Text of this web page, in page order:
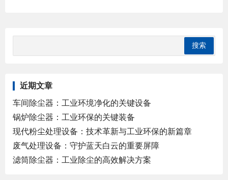
近期文章
车间除尘器：工业环境净化的关键设备
锅炉除尘器：工业环保的关键装备
现代粉尘处理设备：技术革新与工业环保的新篇章
废气处理设备：守护蓝天白云的重要屏障
滤筒除尘器：工业除尘的高效解决方案